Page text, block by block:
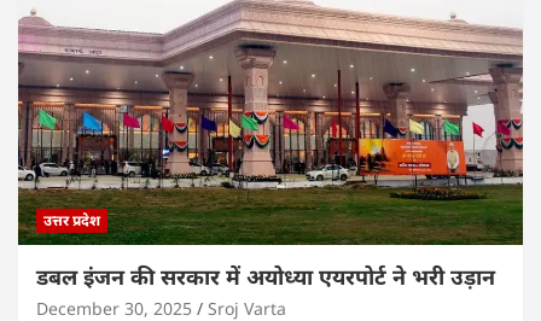
उत्तर प्रदेश
डबल इंजन की सरकार में अयोध्या एयरपोर्ट ने भरी उड़ान
December 30, 2025 Sroj Varta